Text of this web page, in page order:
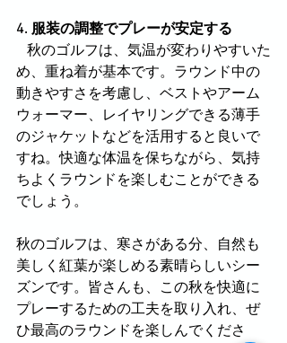
4. 服装の調整でプレーが安定する
め、重ね着が基本です。ラウンド中の
動きやすさを考慮し、ベストやアーム
ウォーマー、レイヤリングできる薄手
のジャケットなどを活用すると良いで
すね。快適な体温を保ちながら、気持
ちよくラウンドを楽しむことができる
でしょう。
秋のゴルフは、寒さがある分、自然も
美しく紅葉が楽しめる素晴らしいシー
ズンです。皆さんも、この秋を快適に
プレーするための工夫を取り入れ、ぜ
ひ最高のラウンドを楽しんでくださ